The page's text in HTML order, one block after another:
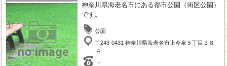
神奈川県海老名市にある都市公園（街区公園）
です。
公園
〒243-0431 神奈川県海老名市上今泉５丁目３８
−４
－